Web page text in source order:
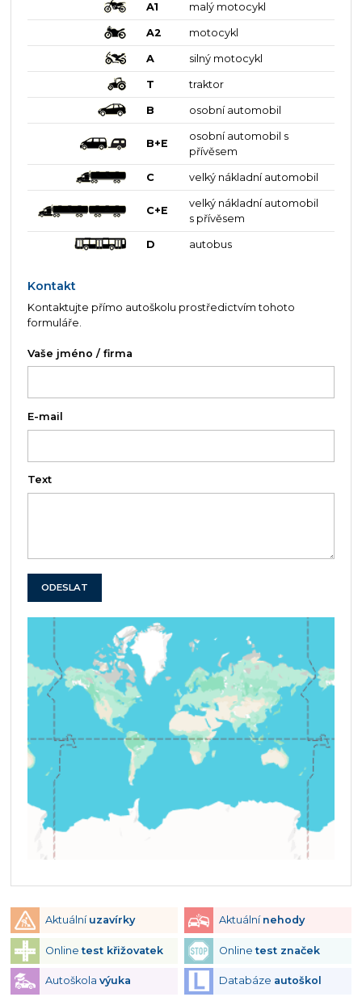
A1 malý motocykl
A2 motocykl
A silný motocykl
T traktor
B osobní automobil
B+E
osobní automobil s
přívěsem
C velký nákladní automobil
C+E
velký nákladní automobil
s přívěsem
D autobus
Kontakt
Kontaktujte přímo autoškolu prostředictvím tohoto
formuláře.
Vaše jméno / firma
E-mail
Text
ODESLAT
Aktuální uzavírky Aktuální nehody
Onlinetest křižovatek Onlinetest značek
Autoškola výuka Databáze autoškol